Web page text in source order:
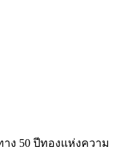
ง 50 ปีทองแห่งความ